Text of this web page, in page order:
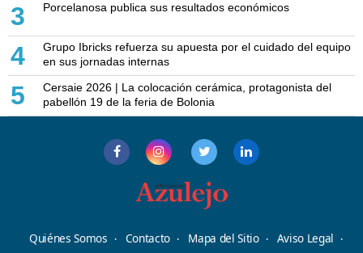
3 Porcelanosa publica sus resultados económicos
4
Grupo Ibricks refuerza su apuesta por el cuidado del equipo
en sus jornadas internas
5
Cersaie 2026 | La colocación cerámica, protagonista del
pabellón 19 de la feria de Bolonia
Quiénes Somos Contacto Mapa del Sitio
Aviso Legal